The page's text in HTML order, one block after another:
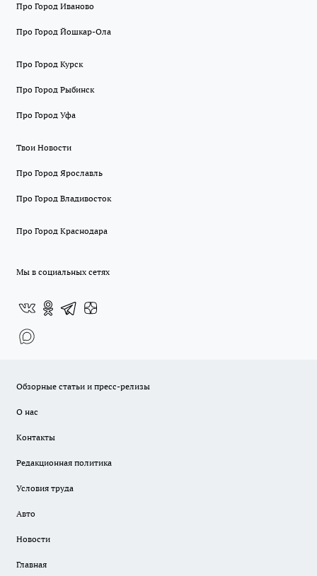
Про Город Иваново
Про Город Йошкар-Ола
Про Город Курск
Про Город Рыбинск
Про Город Уфа
Твои Новости
Про Город Ярославль
Про Город Владивосток
Про Город Краснодара
Мы в социальных сетях
Обзорные статьи и пресс-релизы
О нас
Контакты
Редакционная политика
Условия труда
Авто
Новости
Главная